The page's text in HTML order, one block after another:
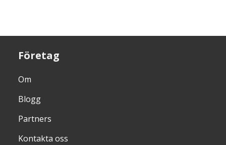
Företag
Om
Blogg
Partners
Kontakta oss